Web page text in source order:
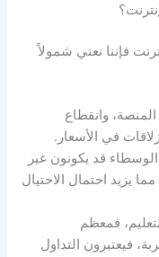
فإننا نعني شمولاً
وانقطاع
في الأسعار.
قد يكونون غير
يزيد احتمال الاحتيال
فمعظم
فيعتبرون التداول